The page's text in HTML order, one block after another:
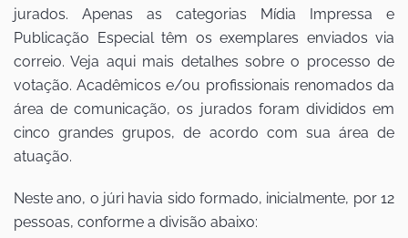
jurados. Apenas as categorias Mídia Impressa e
Publicação Especial têm os exemplares enviados via
correio. Veja aqui mais detalhes sobre o processo de
votação. Acadêmicos e/ou profissionais renomados da
área de comunicação, os jurados foram divididos em
cinco grandes grupos, de acordo com sua área de
atuação.
Neste ano, o júri havia sido formado, inicialmente, por 12
pessoas, conforme a divisão abaixo: